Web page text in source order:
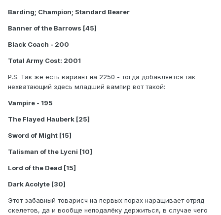
Barding; Champion; Standard Bearer
Banner of the Barrows [45]
Black Coach - 200
Total Army Cost: 2001
P.S. Так же есть вариант на 2250 - тогда добавляется так
нехватающий здесь младший вампир вот такой:
Vampire - 195
The Flayed Hauberk [25]
Sword of Might [15]
Talisman of the Lycni [10]
Lord of the Dead [15]
Dark Acolyte [30]
Этот забавный товарисч на первых порах наращивает отряд
скелетов, да и вообще неподалёку держиться, в случае чего